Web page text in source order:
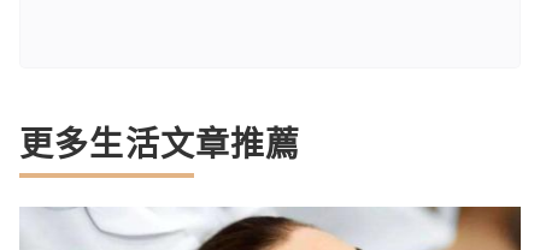
更多生活文章推薦